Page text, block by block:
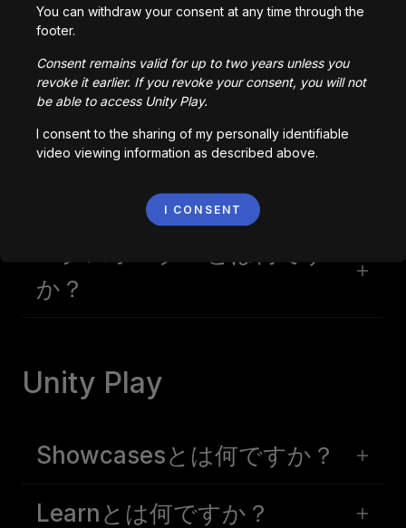
形作ることができます！
Struckd
Struckd Studioとは何です
か？
Unity Play
Showcasesとは何ですか？
Learnとは何ですか？
You can withdraw your consent at any time through the
footer.
Consent remains valid for up to two years unless you
revoke it earlier. If you revoke your consent, you will not
be able to access Unity Play.
I consent to the sharing of my personally identifiable
video viewing information as described above.
I CONSENT